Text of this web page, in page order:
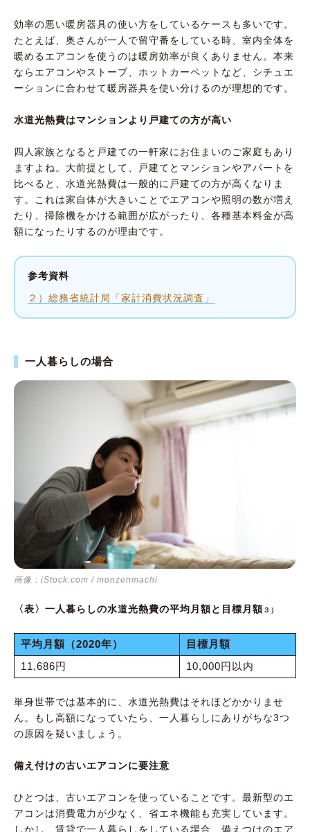
効率の悪い暖房器具の使い方をしているケースも多いです。
たとえば、奥さんが一人で留守番をしている時、室内全体を
暖めるエアコンを使うのは暖房効率が良くありません。本来
ならエアコンやストーブ、ホットカーペットなど、シチュエ
ーションに合わせて暖房器具を使い分けるのが理想的です。
水道光熱費はマンションより戸建ての方が高い
四人家族となると戸建ての一軒家にお住まいのご家庭もあり
ますよね。大前提として、戸建てとマンションやアパートを
比べると、水道光熱費は一般的に戸建ての方が高くなりま
す。これは家自体が大きいことでエアコンや照明の数が増え
たり、掃除機をかける範囲が広がったり、各種基本料金が高
額になったりするのが理由です。
参考資料
２）総務省統計局「家計消費状況調査」
一人暮らしの場合
画像：iStock.com / monzenmachi
〈表〉一人暮らしの水道光熱費の平均月額と目標月額３）
平均月額（2020年）
目標月額
11,686円
10,000円以内
単身世帯では基本的に、水道光熱費はそれほどかかりませ
ん。もし高額になっていたら、一人暮らしにありがちな3つ
の原因を疑いましょう。
備え付けの古いエアコンに要注意
ひとつは、古いエアコンを使っていることです。最新型のエ
アコンは消費電力が少なく、省エネ機能も充実しています。
しかし、賃貸で一人暮らしをしている場合、備えつけのエア